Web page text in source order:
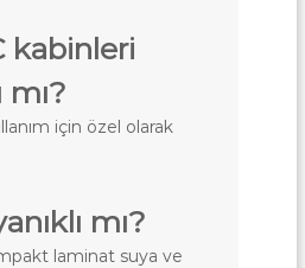
kabinleri
mı?
için özel olarak
mı?
laminat suya ve